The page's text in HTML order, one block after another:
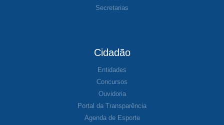
Secretarias
Cidadão
Entidades
Concursos
Ouvidoria
Portal da Transparência
Agenda de Esporte